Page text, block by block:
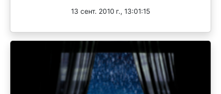
13 сент. 2010 г., 13:01:15